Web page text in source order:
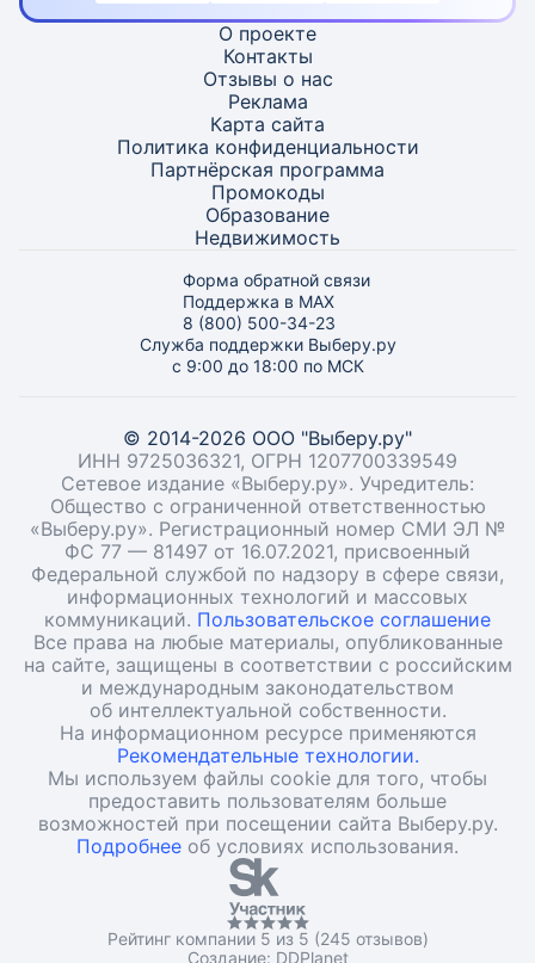
О проекте
Контакты
Отзывы о нас
Реклама
Карта сайта
Политика конфиденциальности
Партнёрская программа
Промокоды
Образование
Недвижимость
Форма обратной связи
Поддержка в MAX
8 (800) 500-34-23
Служба поддержки Выберу.ру
с 9:00 до 18:00 по МСК
© 2014-2026 ООО "Выберу.ру"
ИНН 9725036321, ОГРН 1207700339549
Сетевое издание «Выберу.ру». Учредитель:
Общество с ограниченной ответственностью
«Выберу.ру». Регистрационный номер СМИ ЭЛ №
ФС 77 — 81497 от 16.07.2021, присвоенный
Федеральной службой по надзору в сфере связи,
информационных технологий и массовых
коммуникаций. Пользовательское соглашение
Все права на любые материалы, опубликованные
на сайте, защищены в соответствии с российским
и международным законодательством
об интеллектуальной собственности.
На информационном ресурсе применяются
Рекомендательные технологии.
Мы используем файлы cookie для того, чтобы
предоставить пользователям больше
возможностей при посещении сайта Выберу.ру.
Подробнее об условиях использования.
Рейтинг компании 5 из 5 (245 отзывов)
Создание: DDPlanet